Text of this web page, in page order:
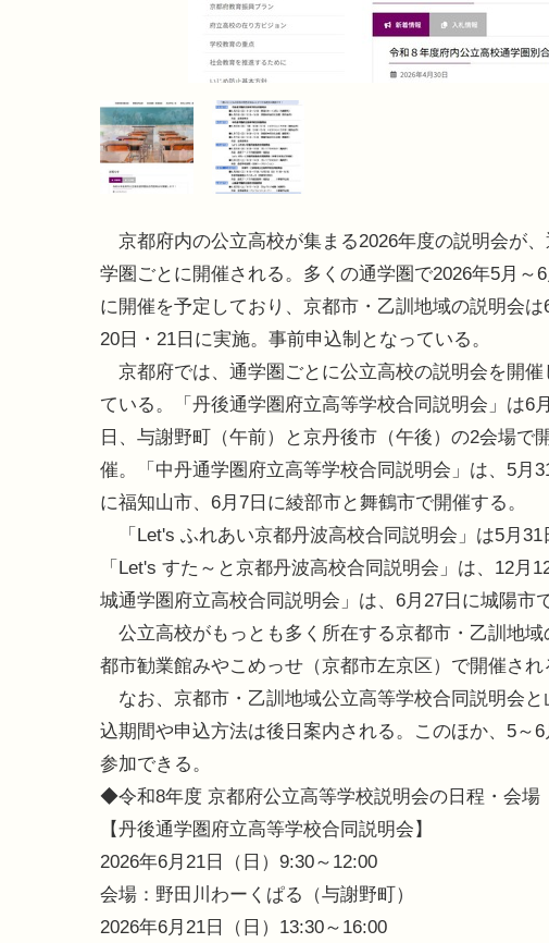
京都府内の公立高校が集まる2026年度の説明会が、
学圏ごとに開催される。多くの通学圏で2026年5月～6
に開催を予定しており、京都市・乙訓地域の説明会は
20日・21日に実施。事前申込制となっている。
京都府では、通学圏ごとに公立高校の説明会を開催
ている。「丹後通学圏府立高等学校合同説明会」は6
日、与謝野町（午前）と京丹後市（午後）の2会場で
催。「中丹通学圏府立高等学校合同説明会」は、5月
に福知山市、6月7日に綾部市と舞鶴市で開催する。
「Let's ふれあい京都丹波高校合同説明会」は5月
「Let's すた～と京都丹波高校合同説明会」は、12
城通学圏府立高校合同説明会」は、6月27日に城陽市
公立高校がもっとも多く所在する京都市・乙訓地
都市勧業館みやこめっせ（京都市左京区）で開催され
なお、京都市・乙訓地域公立高等学校合同説明会
込期間や申込方法は後日案内される。このほか、5～
参加できる。
◆令和8年度 京都府公立高等学校説明会の日程・会場
【丹後通学圏府立高等学校合同説明会】
2026年6月21日（日）9:30～12:00
会場：野田川わーくぱる（与謝野町）
2026年6月21日（日）13:30～16:00